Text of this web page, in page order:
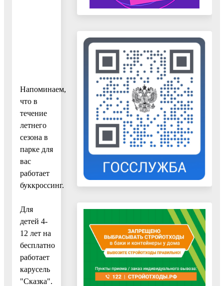
Напоминаем,
что в
течение
летнего
сезона в
парке для
вас
работает
буккроссинг.
Для
детей 4-
12 лет на
бесплатно
работает
карусель
"Сказка".